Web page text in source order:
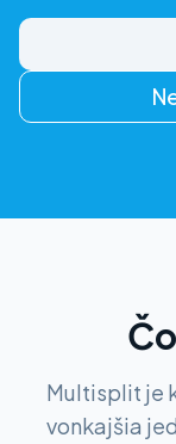
Multisplit je
vonkajšia